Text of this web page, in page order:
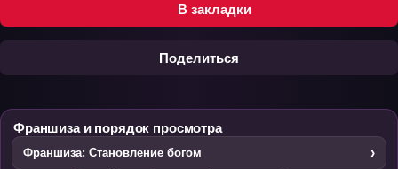
В закладки
Поделиться
Франшиза и порядок просмотра
Франшиза: Становление богом
›